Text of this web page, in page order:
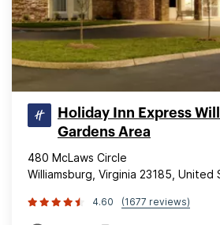
Holiday Inn Express
Gardens Area
480 McLaws Circle
Williamsburg, Virginia 23185, United
4.60 (1677 reviews)